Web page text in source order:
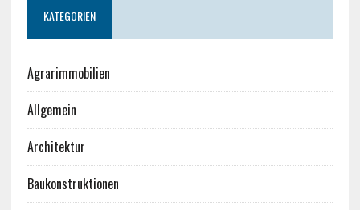
KATEGORIEN
Agrarimmobilien
Allgemein
Architektur
Baukonstruktionen